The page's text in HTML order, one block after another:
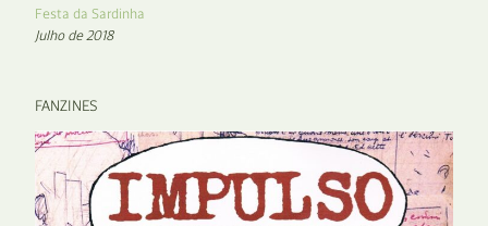
Festa da Sardinha
Julho de 2018
FANZINES